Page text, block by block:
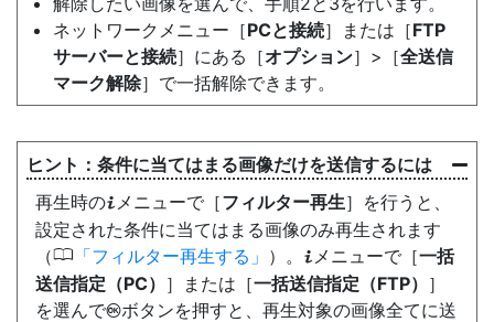
ネットワークメニュー［PCと接続］または［FTP
サーバーと接続］にある［オプション］>［全送信
マーク解除］で一括解除できます。
条件に当てはまる画像だけを送信するには
再生時のi メニューで［フィルター再生］を行うと、
設定された条件に当てはまる画像のみ再生されます
（0 フィルター再生する ）。 i メニューで［一括
送信指定（PC） ］または［一括送信指定（FTP） ］
を選んでJボタンを押すと、再生対象の画像全てに送